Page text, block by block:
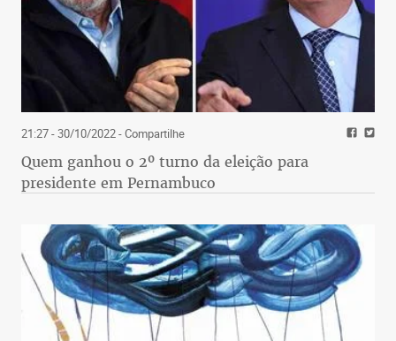
21:27 - 30/10/2022- Compartilhe
Quem ganhou o 2º turno da eleição para
presidente em Pernambuco